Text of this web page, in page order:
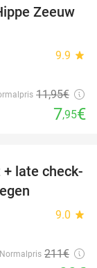
33%
Zeeuw
9.9 star
11,95€
7,95€
53%
late check-
9.0 star
Normalpris 211€